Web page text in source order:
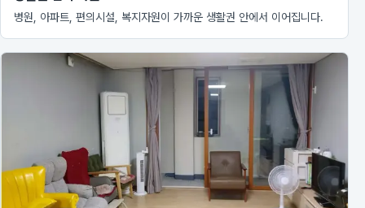
병원, 아파트, 편의시설, 복지자원이 가까운 생활권 안에서 이어집니다.